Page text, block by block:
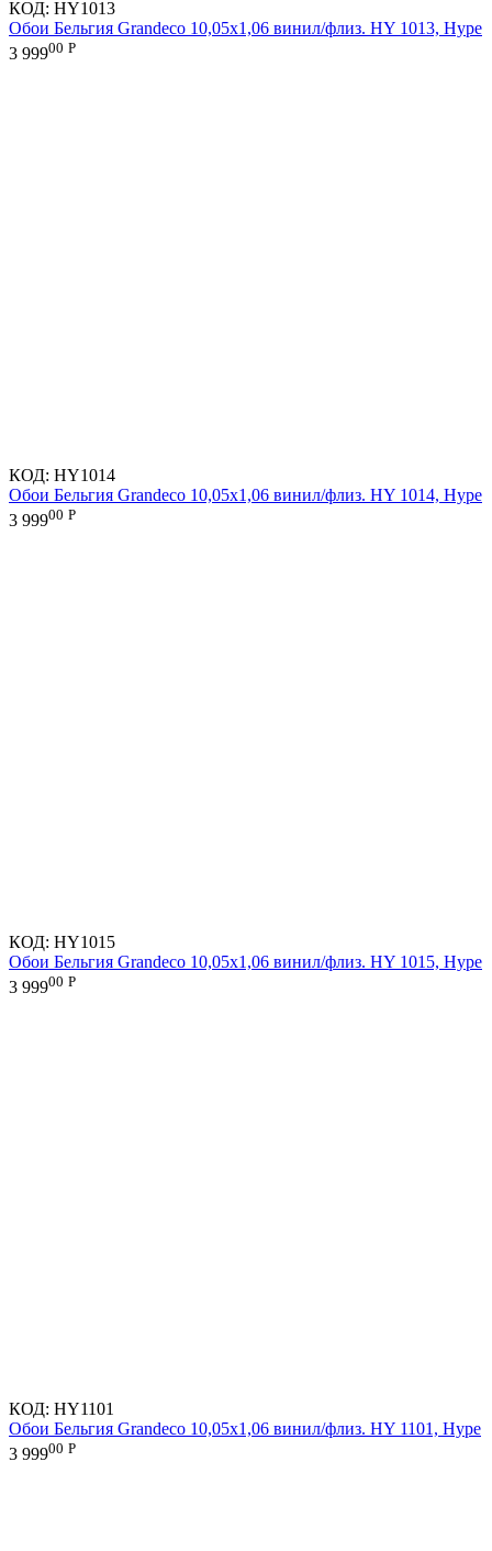
КОД: HY1013
Обои Бельгия Grandeco 10,05х1,06 винил/флиз. HY 1013, Hype
3 99900 Р
КОД: HY1014
Обои Бельгия Grandeco 10,05х1,06 винил/флиз. HY 1014, Hype
3 99900 Р
КОД: HY1015
Обои Бельгия Grandeco 10,05х1,06 винил/флиз. HY 1015, Hype
3 99900 Р
КОД: HY1101
Обои Бельгия Grandeco 10,05х1,06 винил/флиз. HY 1101, Hype
3 99900 Р